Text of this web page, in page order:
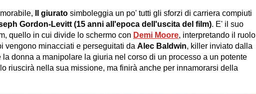
Il giurato simboleggia un po' tutti gli sforzi di carriera compiuti
Gordon-Levitt (15 anni all'epoca dell'uscita del film). E' il suo
quello in cui divide lo schermo con Demi Moore, interpretando il ruolo
vengono minacciati e perseguitati da Alec Baldwin, killer inviato dalla
la donna a manipolare la giuria nel corso di un processo a un potente
riuscirà nella sua missione, ma finirà anche per innamorarsi della